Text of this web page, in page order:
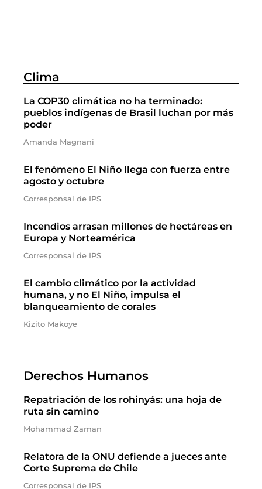
Clima
La COP30 climática no ha terminado:
pueblos indígenas de Brasil luchan por más
poder
Amanda Magnani
El fenómeno El Niño llega con fuerza entre
agosto y octubre
Corresponsal de IPS
Incendios arrasan millones de hectáreas en
Europa y Norteamérica
Corresponsal de IPS
El cambio climático por la actividad
humana, y no El Niño, impulsa el
blanqueamiento de corales
Kizito Makoye
Derechos Humanos
Repatriación de los rohinyás: una hoja de
ruta sin camino
Mohammad Zaman
Relatora de la ONU defiende a jueces ante
Corte Suprema de Chile
Corresponsal de IPS